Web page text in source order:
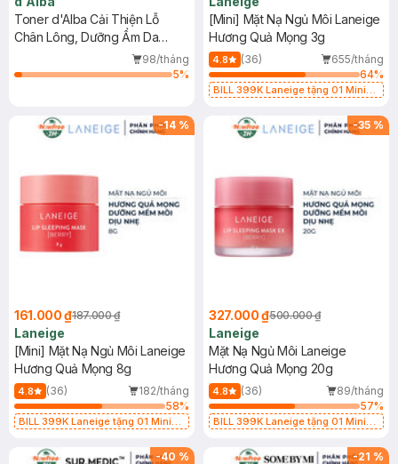
Toner d'Alba Cải Thiện Lỗ
Chân Lông, Dưỡng Ẩm Da
98/tháng
5%
[Mini] Mặt Nạ Ngủ Môi Laneige
Hương Quả Mọng 3g
4.8 (36)
655/tháng
64%
BILL 399K Laneige tặng 01 Mini
Nước 15ml (SL có hạn)
-14 %
161.000 ₫187.000 ₫
Laneige
[Mini] Mặt Nạ Ngủ Môi Laneige
Hương Quả Mọng 8g
4.8 (36)
182/tháng
58%
BILL 399K Laneige tặng 01 Mini
Nước 15ml (SL có hạn)
-35 %
327.000 ₫500.000 ₫
Laneige
Mặt Nạ Ngủ Môi Laneige
Hương Quả Mọng 20g
4.8 (36)
89/tháng
57%
BILL 399K Laneige tặng 01 Mini
Nước 15ml (SL có hạn)
-40 % -21 %